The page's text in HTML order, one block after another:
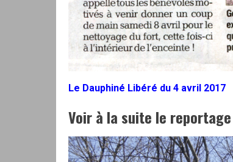
Le Dauphiné Libéré du 4 avril 2017
Voir à la suite le